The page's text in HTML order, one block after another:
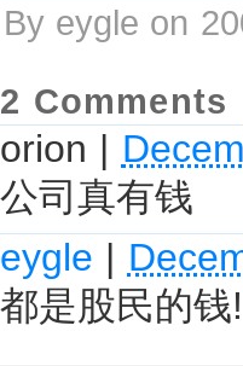
By eygle on
2 Comments
orion |
公司真有钱
eygle |
都是股民的钱!